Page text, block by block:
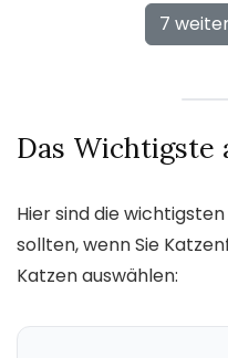
7
Das Wichtigste
Hier sind die
sollten, wenn Sie
Katzen auswählen: